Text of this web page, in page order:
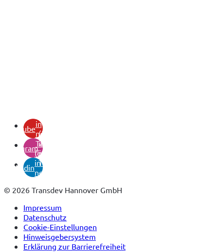
youtubein
neuem
Tab)
instagram
(öffnet
in
neuem
Tab)
linkedin
(öffnet
in
neuem
© 2026 Transdev Hannover GmbH
Impressum
Datenschutz
Cookie-Einstellungen
Hinweisgebersystem
Erklärung zur Barrierefreiheit